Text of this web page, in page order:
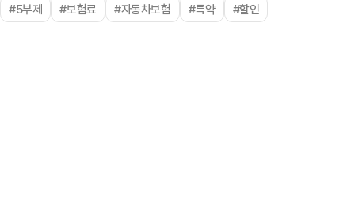
#5부제 #보험료 #자동차보험 #특약 #할인